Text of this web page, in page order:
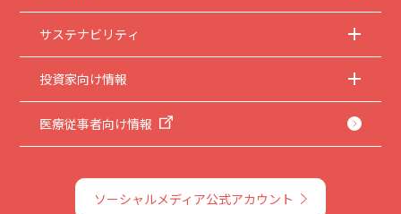
サステナビリティ
投資家向け情報
医療従事者向け情報
ソーシャルメディア公式アカウント